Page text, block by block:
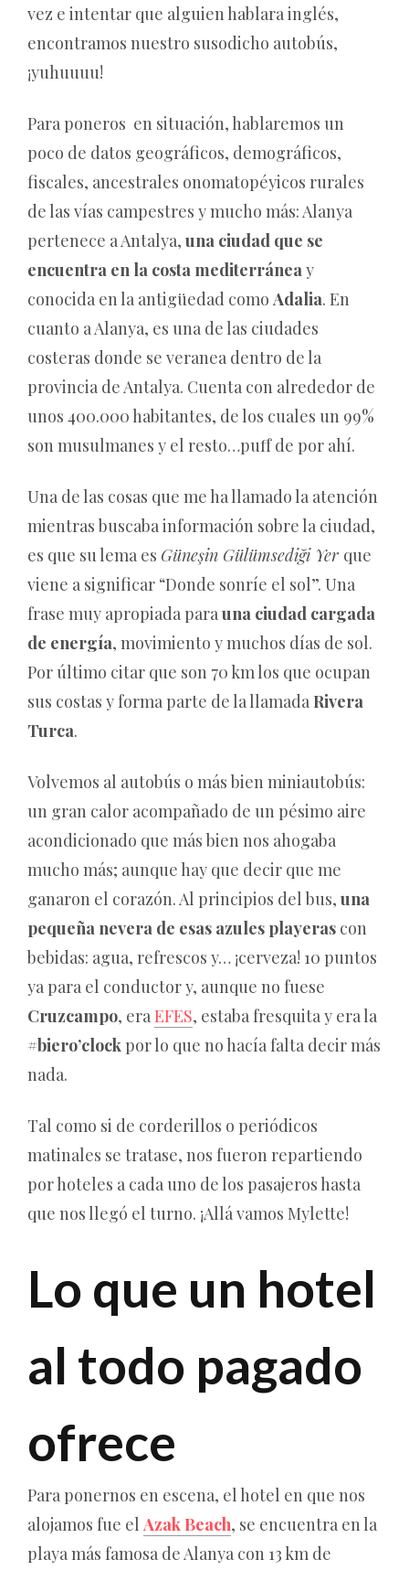
vez e intentar que alguien hablara inglés,
encontramos nuestro susodicho autobús,
¡yuhuuuu!
Para poneros en situación, hablaremos un
poco de datos geográficos, demográficos,
fiscales, ancestrales onomatopéyicos rurales
de las vías campestres y mucho más: Alanya
pertenece a Antalya, una ciudad que se
encuentra en la costa mediterránea y
conocida en la antigüedad como Adalia. En
cuanto a Alanya, es una de las ciudades
costeras donde se veranea dentro de la
provincia de Antalya. Cuenta con alrededor de
unos 400.000 habitantes, de los cuales un 99%
son musulmanes y el resto…puff de por ahí.
Una de las cosas que me ha llamado la atención
mientras buscaba información sobre la ciudad,
es que su lema es Güneşin Gülümsediği Yer que
viene a significar “Donde sonríe el sol”. Una
frase muy apropiada para una ciudad cargada
de energía, movimiento y muchos días de sol.
Por último citar que son 70 km los que ocupan
sus costas y forma parte de la llamada Rivera
Turca.
Volvemos al autobús o más bien miniautobús:
un gran calor acompañado de un pésimo aire
acondicionado que más bien nos ahogaba
mucho más; aunque hay que decir que me
ganaron el corazón. Al principios del bus, una
pequeña nevera de esas azules playeras con
bebidas: agua, refrescos y… ¡cerveza! 10 puntos
ya para el conductor y, aunque no fuese
Cruzcampo, era EFES, estaba fresquita y era la
#biero’clock por lo que no hacía falta decir más
nada.
Tal como si de corderillos o periódicos
matinales se tratase, nos fueron repartiendo
por hoteles a cada uno de los pasajeros hasta
que nos llegó el turno. ¡Allá vamos Mylette!
Lo que un hotel
al todo pagado
ofrece
Para ponernos en escena, el hotel en que nos
alojamos fue el Azak Beach, se encuentra en la
playa más famosa de Alanya con 13 km de